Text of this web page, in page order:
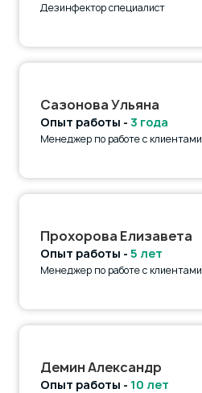
Дезинфектор специалист
Сазонова Ульяна
Опыт работы - 3 года
Менеджер по работе с клиентами
Прохорова Елизавета
Опыт работы - 5 лет
Менеджер по работе с клиентами
Демин Александр
Опыт работы - 10 лет